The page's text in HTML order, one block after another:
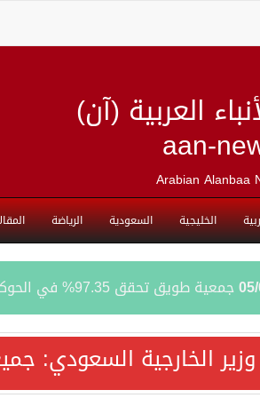
العربية (آن)
aan-
Arabian Alanbaa
الخليجية السعودية الرياضة
جمعية طويق تحقق 97.35% في الحوكمة وتُصنف ضمن الكيانات متناهية الكبر وتحصد شهادة الآيزو للعام الثالث على التوالي
“الفرصة الأخيرة”.. ترامب: المحادثات مع
وزير الخارجية السعودي: